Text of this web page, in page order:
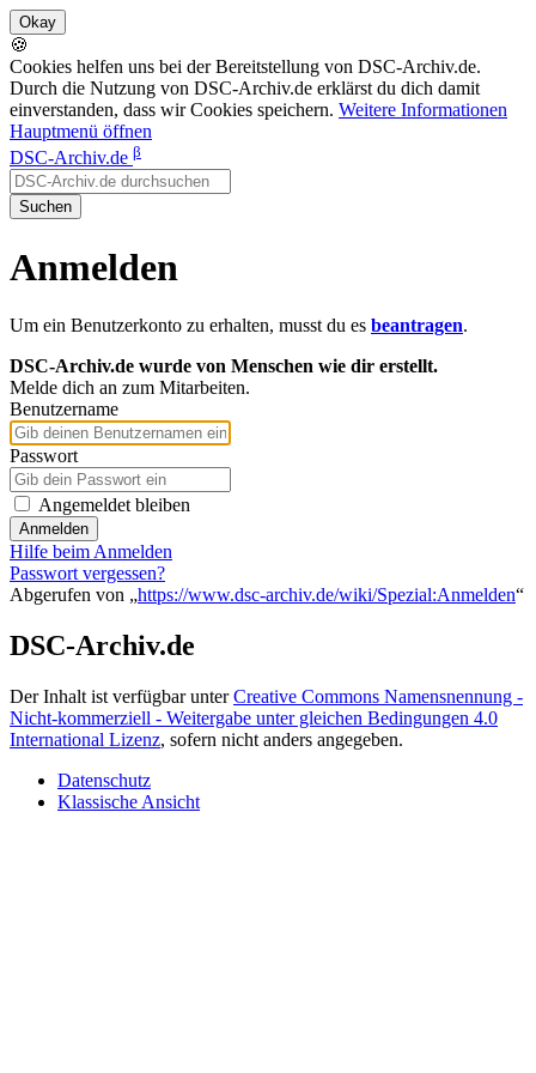
🍪
Cookies helfen uns bei der Bereitstellung von DSC-Archiv.de.
Durch die Nutzung von DSC-Archiv.de erklärst du dich damit
einverstanden, dass wir Cookies speichern. Weitere Informationen
Hauptmenü öffnen
DSC-Archiv.de β
Suchen
Anmelden
Um ein Benutzerkonto zu erhalten, musst du es beantragen.
DSC-Archiv.de wurde von Menschen wie dir erstellt.
Melde dich an zum Mitarbeiten.
Benutzername
Passwort
Angemeldet bleiben
Anmelden
Hilfe beim Anmelden
Passwort vergessen?
Abgerufen von „https://www.dsc-archiv.de/wiki/Spezial:Anmelden“
DSC-Archiv.de
Der Inhalt ist verfügbar unterCreative Commons Namensnennung -
Nicht-kommerziell - Weitergabe unter gleichen Bedingungen 4.0
International Lizenz, sofern nicht anders angegeben.
Datenschutz
Klassische Ansicht